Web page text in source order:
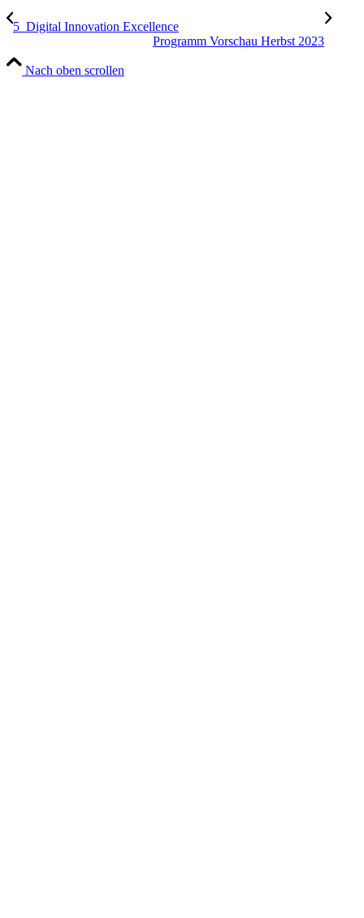
5_Digital Innovation Excellence
Programm Vorschau Herbst 2023
Nach oben scrollen